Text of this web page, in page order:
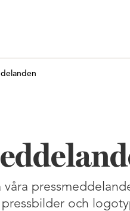
våra
och